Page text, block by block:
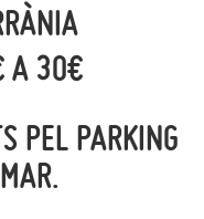
A 30€
PEL PARKING